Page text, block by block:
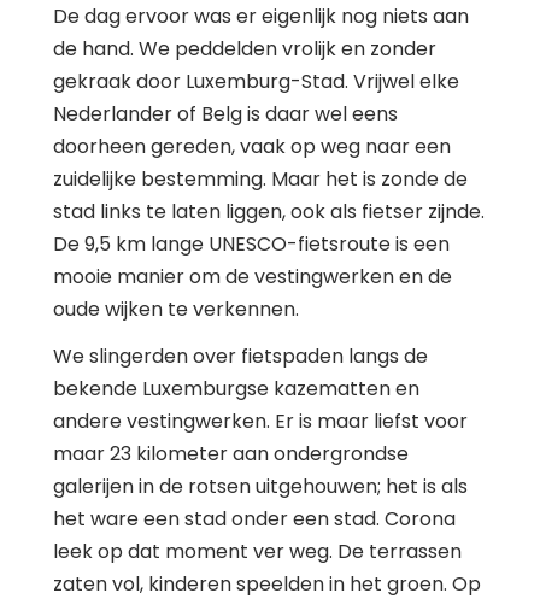
De dag ervoor was er eigenlijk nog niets aan
de hand. We peddelden vrolijk en zonder
gekraak door Luxemburg-Stad. Vrijwel elke
Nederlander of Belg is daar wel eens
doorheen gereden, vaak op weg naar een
zuidelijke bestemming. Maar het is zonde de
stad links te laten liggen, ook als fietser zijnde.
De 9,5 km lange UNESCO-fietsroute is een
mooie manier om de vestingwerken en de
oude wijken te verkennen.
We slingerden over fietspaden langs de
bekende Luxemburgse kazematten en
andere vestingwerken. Er is maar liefst voor
maar 23 kilometer aan ondergrondse
galerijen in de rotsen uitgehouwen; het is als
het ware een stad onder een stad. Corona
leek op dat moment ver weg. De terrassen
zaten vol, kinderen speelden in het groen. Op